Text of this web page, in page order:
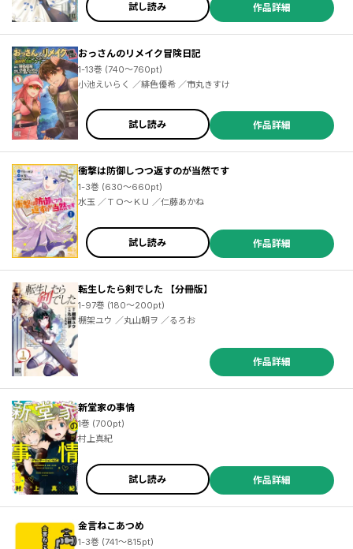
試し読み 作品詳細
おっさんのリメイク冒険日記
1-13巻 (740～760pt)
小池えいらく ／緋色優希 ／市丸きすけ
試し読み 作品詳細
衝撃は防御しつつ返すのが当然です
1-3巻 (630～660pt)
水玉 ／ＴＯ～ＫＵ ／仁藤あかね
試し読み 作品詳細
転生したら剣でした 【分冊版】
1-97巻 (180～200pt)
棚架ユウ ／丸山朝ヲ ／るろお
作品詳細
新堂家の事情
1巻 (700pt)
村上真紀
試し読み 作品詳細
金言ねこあつめ
1-3巻 (741～815pt)